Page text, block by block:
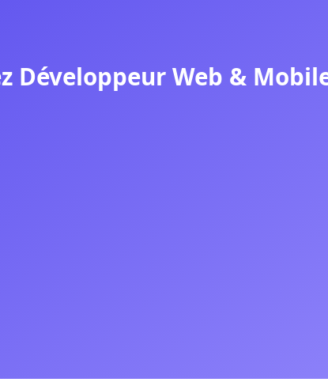
Développeur Web &